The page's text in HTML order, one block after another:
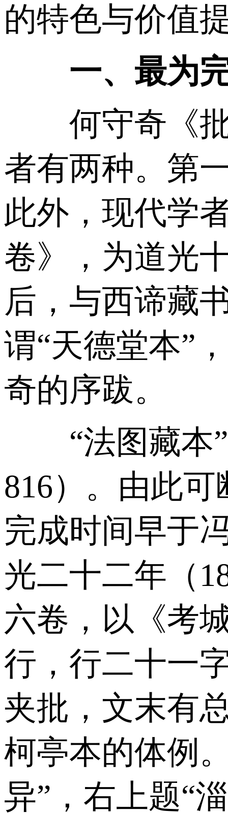
的特色与价值
一、最为
何守奇《批
者有两种。第
此外，现代学
卷》，为道光
后，与西谛藏
谓“天德堂本”
奇的序跋。
“法图藏本”
816）。由此
完成时间早于
光二十二年（
六卷，以《考
行，行二十一
夹批，文末有
柯亭本的体例
异”，右上题“